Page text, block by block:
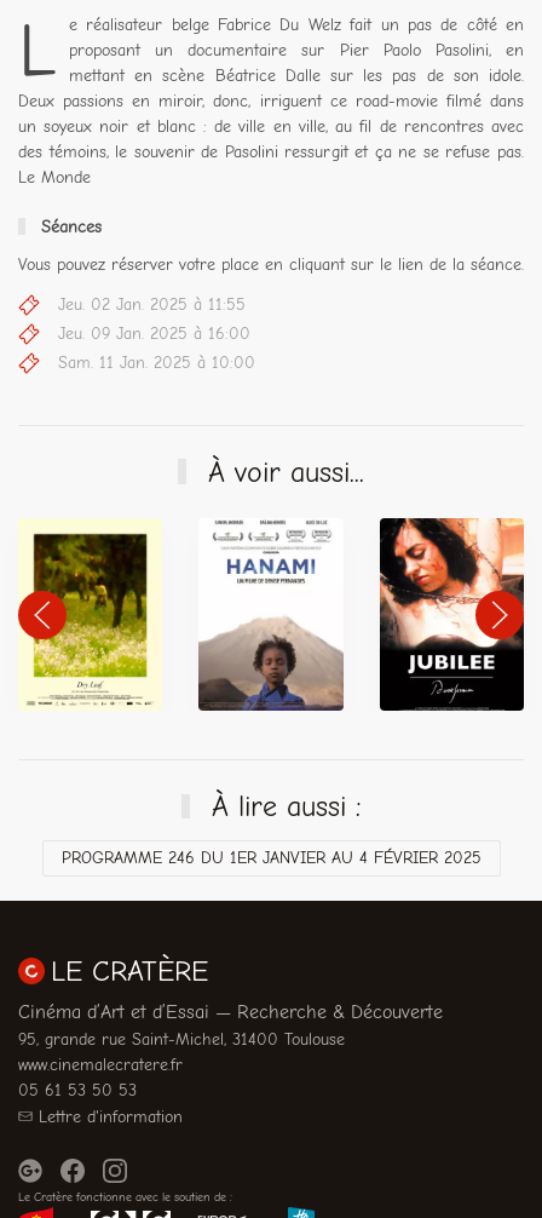
L
e réalisateur belge Fabrice Du Welz fait un pas de côté en
proposant un documentaire sur Pier Paolo Pasolini, en
mettant en scène Béatrice Dalle sur les pas de son idole.
Deux passions en miroir, donc, irriguent ce road-movie filmé dans
un soyeux noir et blanc : de ville en ville, au fil de rencontres avec
des témoins, le souvenir de Pasolini ressurgit et ça ne se refuse pas.
Le Monde
Séances
Vous pouvez réserver votre place en cliquant sur le lien de la séance.
Jeu. 02 Jan. 2025 à 11:55
Jeu. 09 Jan. 2025 à 16:00
Sam. 11 Jan. 2025 à 10:00
À voir aussi...
À lire aussi :
PROGRAMME 246 DU 1ER JANVIER AU 4 FÉVRIER 2025
LE CRATÈRE
Cinéma d’Art et d’Essai — Recherche & Découverte
95, grande rue Saint-Michel, 31400 Toulouse
www.cinemalecratere.fr
05 61 53 50 53
Lettre d'information
Le Cratère fonctionne avec le soutien de :